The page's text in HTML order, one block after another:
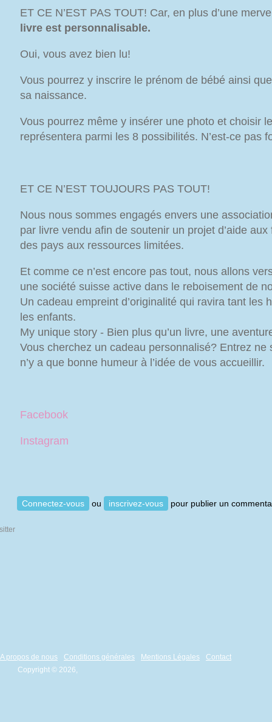
ET CE N’EST PAS TOUT! Car, en plus d’une
livre est personnalisable.
Oui, vous avez bien lu!
Vous pourrez y inscrire le prénom de bébé ainsi
sa naissance.
Vous pourrez même y insérer une photo et choisir
représentera parmi les 8 possibilités. N’est-ce pas
ET CE N’EST TOUJOURS PAS TOUT!
Nous nous sommes engagés envers une
par livre vendu afin de soutenir un projet d’aide
des pays aux ressources limitées.
Et comme ce n’est encore pas tout, nous allons
une société suisse active dans le reboisement de
Un cadeau empreint d’originalité qui ravira tant les
les enfants.
My unique story - Bien plus qu’un livre, une
Vous cherchez un cadeau personnalisé? Entrez ne
n’y a que bonne humeur à l’idée de vous accueillir.
Facebook
Instagram
Connectez-vous ou inscrivez-vous pour publier un
A propos de nous Conditions générales Mentions Légales
Contact
Copyright © 2026,